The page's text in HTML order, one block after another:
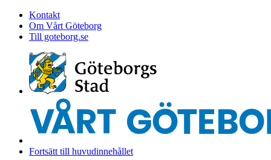
Kontakt
Om Vårt Göteborg
Till goteborg.se
Fortsätt till huvudinnehållet